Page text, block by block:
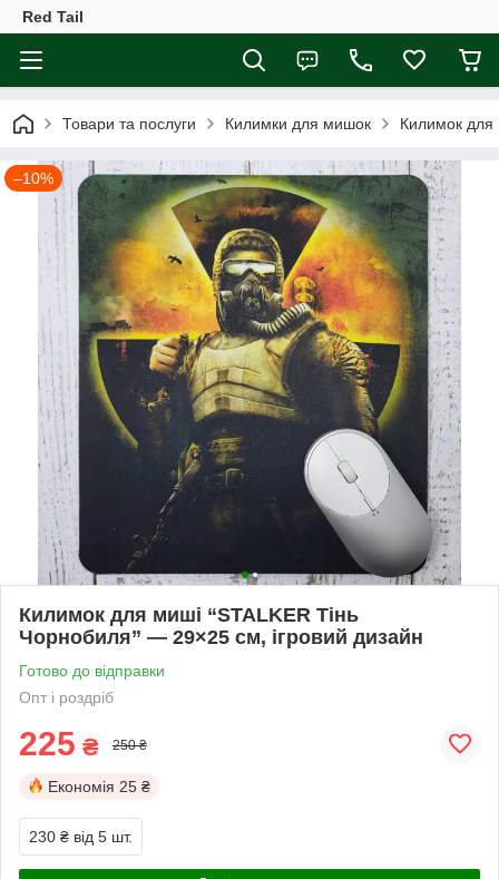
Red Tail
Товари та послуги Килимки для мишок Килимок для
–10%
Килимок для миші “STALKER Тінь
Чорнобиля” — 29×25 см, ігровий дизайн
Готово до відправки
Опт і роздріб
225 ₴ 250 ₴
Економія 25 ₴
230 ₴ від 5 шт.